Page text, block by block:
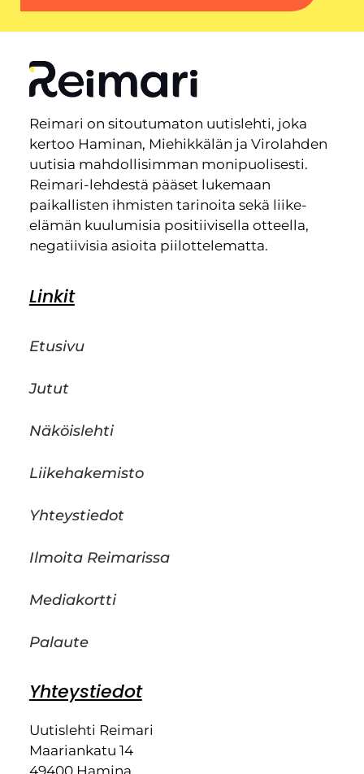
Reimari on sitoutumaton uutislehti, joka
kertoo Haminan, Miehikkälän ja Virolahden
uutisia mahdollisimman monipuolisesti.
Reimari-lehdestä pääset lukemaan
paikallisten ihmisten tarinoita sekä liike-
elämän kuulumisia positiivisella otteella,
negatiivisia asioita piilottelematta.
Linkit
Etusivu
Jutut
Näköislehti
Liikehakemisto
Yhteystiedot
Ilmoita Reimarissa
Mediakortti
Palaute
Yhteystiedot
Uutislehti Reimari
Maariankatu 14
49400 Hamina